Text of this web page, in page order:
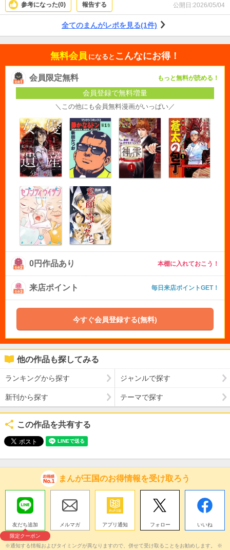
参考になった(0) 報告する 公開日:2026/05/04
全てのまんがレポを見る(1件)
無料会員 になると こんなにお得！
会員限定無料 もっと無料が読める！
会員登録で無料増量
＼この他にも会員無料漫画がいっぱい／
0円作品あり 本棚に入れておこう！
来店ポイント 毎日来店ポイントGET！
今すぐ会員登録する(無料)
他の作品も探してみる
ランキングから探す ジャンルで探す
新刊から探す テーマで探す
この作品を共有する
まんが王国のお得情報を受け取ろう
友だち追加
限定クーポン
メルマガ アプリ通知 フォロー いいね
※通知する情報およびタイミングが異なりますので、併せて受け取ることをお勧めします。 ※